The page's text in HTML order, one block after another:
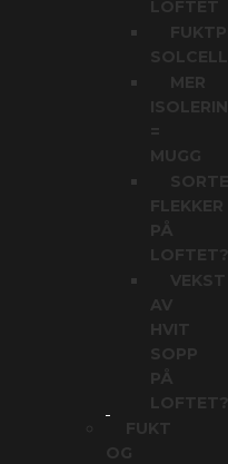
MER
MUGG
SORTE
FLEKKER
PÅ
VEKST
AV
HVIT
SOPP
PÅ
FUKT